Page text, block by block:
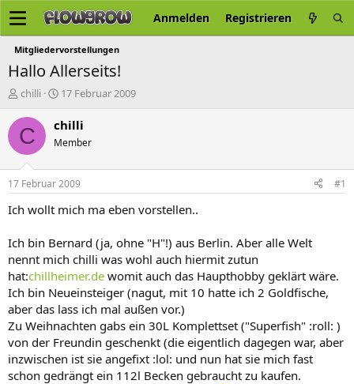
Anmelden Registrieren
Mitgliedervorstellungen
Hallo Allerseits!
E
s
t
e
r
chilli
E
s
e
l
t
a
17 Februar 2009
C chilli
Member
17 Februar 2009 #1
Ich wollt mich ma eben vorstellen..
Ich bin Bernard (ja, ohne "H"!) aus Berlin. Aber alle Welt
nennt mich chilli was wohl auch hiermit zutun
hat:chillheimer.de womit auch das Haupthobby geklärt wäre.
Ich bin Neueinsteiger (nagut, mit 10 hatte ich 2 Goldfische,
aber das lass ich mal außen vor.)
Zu Weihnachten gabs ein 30L Komplettset ("Superfish" :roll: )
von der Freundin geschenkt (die eigentlich dagegen war, aber
inzwischen ist sie angefixt :lol: und nun hat sie mich fast
schon gedrängt ein 112l Becken gebraucht zu kaufen.